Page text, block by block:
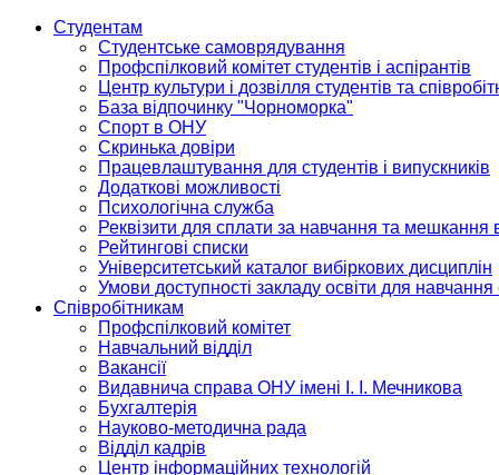
Студентам
Студентське самоврядування
Профспілковий комітет студентів і аспірантів
Центр культури і дозвілля студентів та
База відпочинку "Чорноморка"
Спорт в ОНУ
Скринька довіри
Працевлаштування для студентів і випускників
Додаткові можливості
Психологічна служба
Реквізити для сплати за навчання та мешкання
Рейтингові списки
Університетський каталог вибіркових дисциплін
Умови доступності закладу освіти для
Співробітникам
Профспілковий комітет
Навчальний відділ
Вакансії
Видавнича справа ОНУ імені І. І. Мечникова
Бухгалтерія
Науково-методична рада
Відділ кадрів
Центр інформаційних технологій